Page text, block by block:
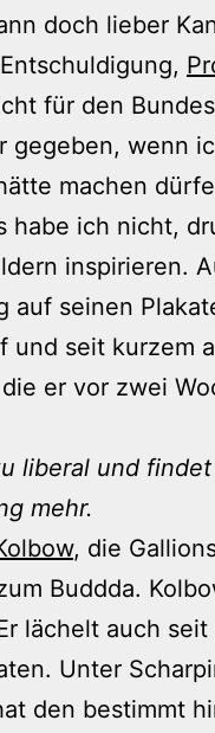
doch lieber
für den
gegeben, wenn
machen
habe ich nicht,
inspirieren.
auf seinen
und seit kurzem
er vor zwei
liberal und
mehr.
, die
Buddda.
lächelt auch seit
Unter
den bestimmt